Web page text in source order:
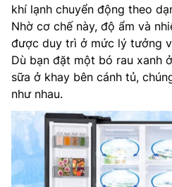
khí lạnh chuyển động theo
Nhờ cơ chế này, độ ẩm và
được duy trì ở mức lý tưởng
Dù bạn đặt một bó rau xanh
sữa ở khay bên cánh tủ,
như nhau.